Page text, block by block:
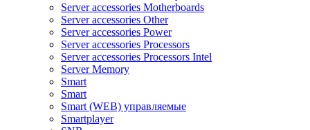
Server accessories Motherboards
Server accessories Other
Server accessories Power
Server accessories Processors
Server accessories Processors Intel
Server Memory
Smart
Smart
Smart (WEB) управляемые
Smartplayer